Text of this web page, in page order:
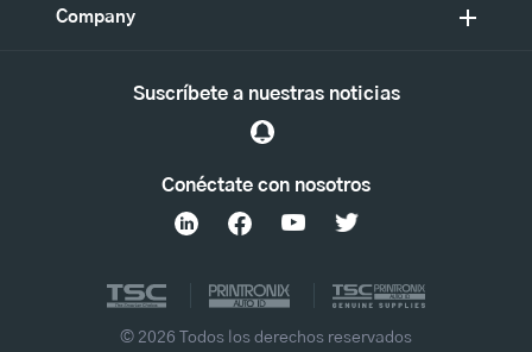
Company
Conéctate con nosotros
Suscríbete a nuestras noticias
© 2026 Todos los derechos reservados